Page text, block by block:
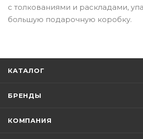
с толкованиями и раскладами,
большую подарочную коробку.
КАТАЛОГ
БРЕНДЫ
КОМПАНИЯ